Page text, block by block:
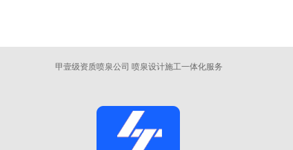
甲壹级资质喷泉公司 喷泉设计施工一体化服务